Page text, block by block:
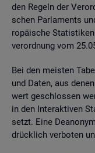
den Re­geln der
schen Par­la­ments
ro­päi­sche
ver­ord­nung vom
Bei den meis­ten
und Daten, aus
wert ge­schlos­sen
in den In­ter­ak­ti­ven
setzt. Eine
drück­lich ver­bo­ten